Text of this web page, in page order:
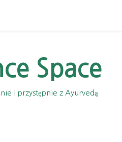
Space
i przystępnie z Ayurvedą